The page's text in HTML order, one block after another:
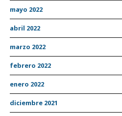
mayo 2022
abril 2022
marzo 2022
febrero 2022
enero 2022
diciembre 2021